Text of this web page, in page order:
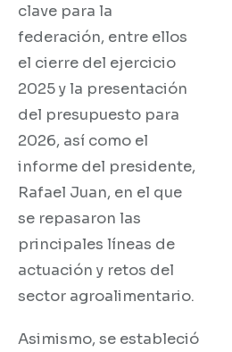
clave para la
federación, entre ellos
el cierre del ejercicio
2025 y la presentación
del presupuesto para
2026, así como el
informe del presidente,
Rafael Juan, en el que
se repasaron las
principales líneas de
actuación y retos del
sector agroalimentario.
Asimismo, se estableció